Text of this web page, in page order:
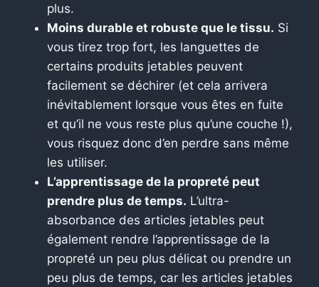
plus.
Moins durable et robuste que le tissu. Si
vous tirez trop fort, les languettes de
certains produits jetables peuvent
facilement se déchirer (et cela arrivera
inévitablement lorsque vous êtes en fuite
et qu’il ne vous reste plus qu’une couche !),
vous risquez donc d’en perdre sans même
les utiliser.
L’apprentissage de la propreté peut
prendre plus de temps. L’ultra-
absorbance des articles jetables peut
également rendre l’apprentissage de la
propreté un peu plus délicat ou prendre un
peu plus de temps, car les articles jetables